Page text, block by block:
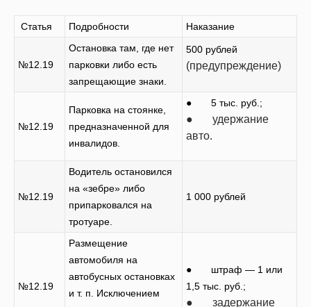
Статья Подробности Наказание
№12.19
Остановка там, где нет
парковки либо есть
запрещающие знаки.
500 рублей
(предупреждение)
№12.19
Парковка на стоянке,
предназначенной для
инвалидов.
● 5 тыс. руб.;
● удержание
авто.
№12.19
Водитель остановился
на «зебре» либо
припарковался на
тротуаре.
1 000 рублей
№12.19
Размещение
автомобиля на
автобусных остановках
и т. п. Исключением
● штраф — 1 или
1,5 тыс. руб.;
● задержание